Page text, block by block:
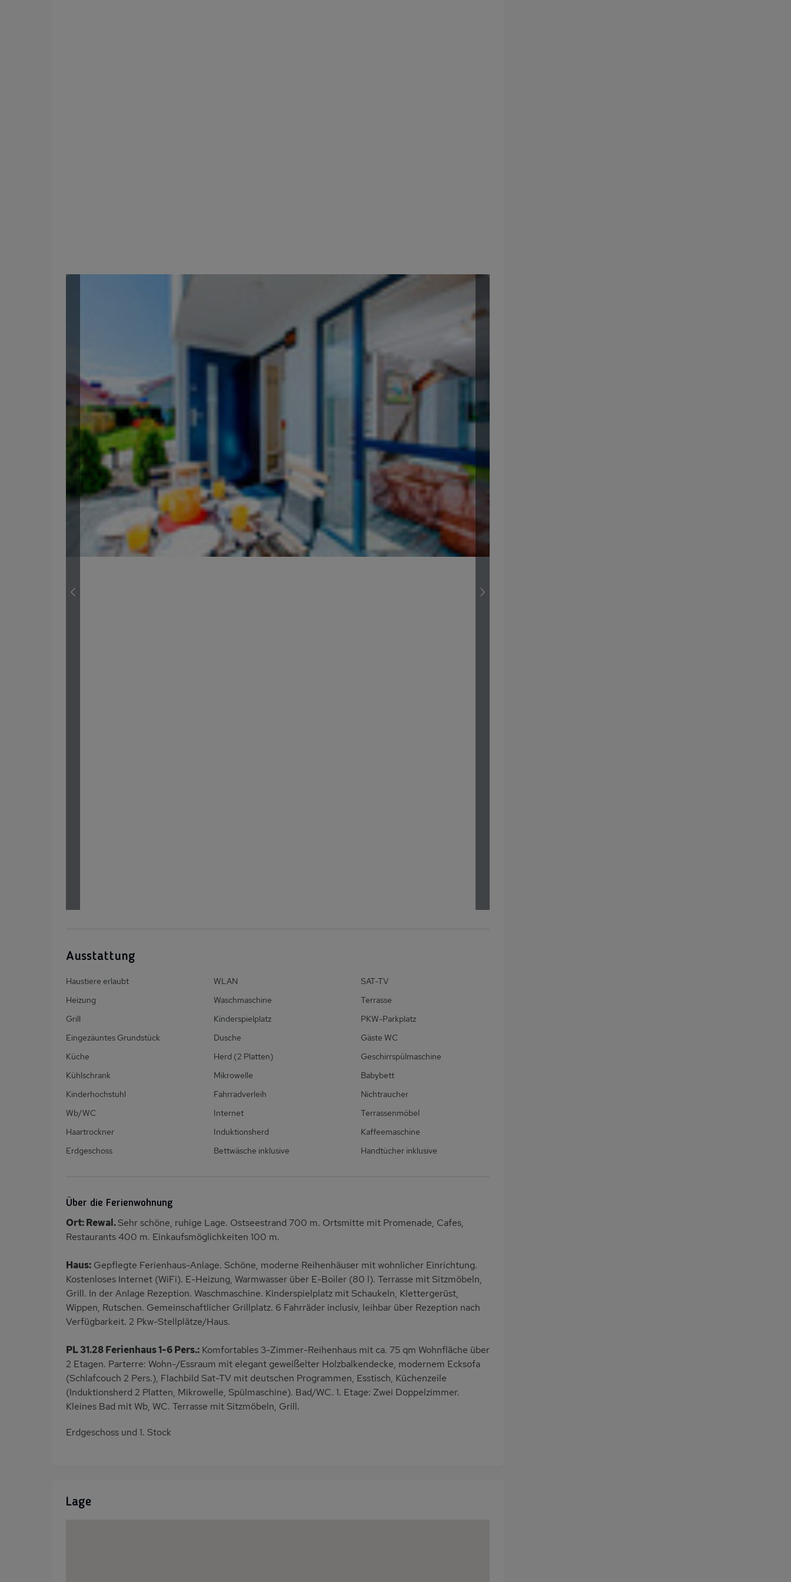
Ausstattung
Haustiere erlaubt WLAN
SAT-TV
Heizung
Waschmaschine
Terrasse
Grill
Kinderspielplatz
PKW-Parkplatz
Eingezäuntes Grundstück
Dusche
Gäste WC
Küche
Herd (2 Platten)
Geschirrspülmaschine
Kühlschrank
Mikrowelle
Babybett
Kinderhochstuhl
Fahrradverleih
Nichtraucher
Wb/WC
Internet
Terrassenmöbel
Haartrockner
Induktionsherd
Kaffeemaschine
Erdgeschoss
Bettwäsche inklusive Handtücher inklusive
Über die Ferienwohnung
Ort: Rewal.Sehr schöne, ruhige Lage. Ostseestrand 700 m. Ortsmitte mit Promenade, Cafes,
Restaurants 400 m. Einkaufsmöglichkeiten 100 m.
Haus: Gepflegte Ferienhaus-Anlage. Schöne, moderne Reihenhäuser mit wohnlicher Einrichtung.
Kostenloses Internet (WiFi). E-Heizung, Warmwasser über E-Boiler (80 l). Terrasse mit Sitzmöbeln,
Grill. In der Anlage Rezeption. Waschmaschine. Kinderspielplatz mit Schaukeln, Klettergerüst,
Wippen, Rutschen. Gemeinschaftlicher Grillplatz. 6 Fahrräder inclusiv, leihbar über Rezeption nach
Verfügbarkeit. 2 Pkw-Stellplätze/Haus.
PL 31.28 Ferienhaus 1-6 Pers.: Komfortables 3-Zimmer-Reihenhaus mit ca. 75 qm Wohnfläche über
2 Etagen. Parterre: Wohn-/Essraum mit elegant geweißelter Holzbalkendecke, modernem Ecksofa
(Schlafcouch 2 Pers.), Flachbild Sat-TV mit deutschen Programmen, Esstisch, Küchenzeile
(Induktionsherd 2 Platten, Mikrowelle, Spülmaschine). Bad/WC. 1. Etage: Zwei Doppelzimmer.
Kleines Bad mit Wb, WC. Terrasse mit Sitzmöbeln, Grill.
Erdgeschoss und 1. Stock
Lage